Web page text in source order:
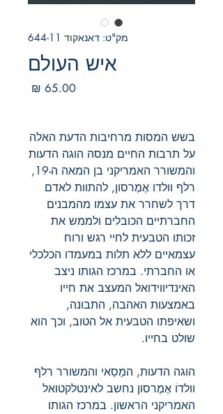
מק"ט: דאנאקוד 644-11
איש העולם
בשש המסות מרחיבות הדעת האלה
על תרבות החיים מנסה הוגה הדעות
והמשורר האמריקני בן המאה ה-19,
רלף וולדו אֶמֶרסון, להתוות לאדם
דרך לשחרר את עצמו מהמבנים
החברתיים הכובלים ולממש את
זכותו הטבעית לחיי רגש ורוח
עצמאיים ללא תלות במעמדו הכלכלי
או החברתי. במרכז הגותו ניצב
האינדיווידואל המעצב את חייו
באמצעות האהבה, התבונה,
ושאיפתו הטבעית אל הטוב, וכך הוא
שולט בחייו.
הוגה הדעות, המַסַאי והמשורר רלף
וולדוֹ אֶמֶרסון נחשב לאינטלקטואל
האמריקני הראשון. במרכז הגותו